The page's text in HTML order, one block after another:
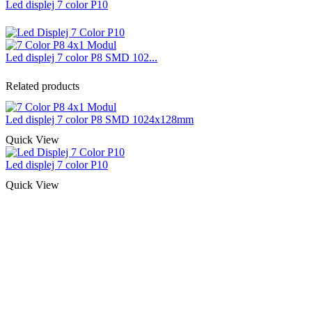
Led displej 7 color P10
Led displej 7 color P8 SMD 102...
Related products
Led displej 7 color P8 SMD 1024x128mm
Quick View
Led displej 7 color P10
Quick View